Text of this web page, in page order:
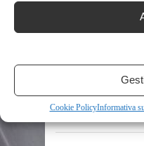
Cookie PolicyInformativa
Microscopio digitale
LCD da 4,3″;
registrare video e